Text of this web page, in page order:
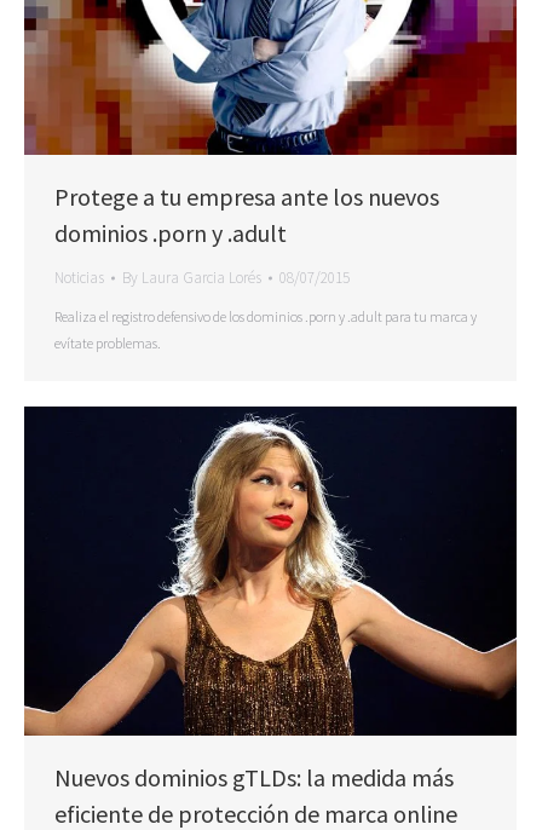
Protege a tu empresa ante los nuevos
dominios .porn y .adult
Noticias By Laura Garcia Lorés 08/07/2015
Realiza el registro defensivo de los dominios .porn y .adult para tu marca y
evítate problemas.
Nuevos dominios gTLDs: la medida más
eficiente de protección de marca online